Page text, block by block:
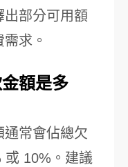
出部分可用額
求。
額是多
通常會佔總欠
或 10%。建議